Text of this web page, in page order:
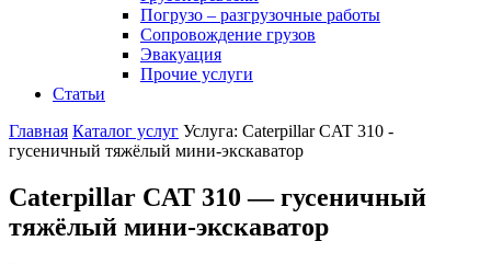
Погрузо – разгрузочные работы
Сопровождение грузов
Эвакуация
Прочие услуги
Статьи
Главная Каталог услуг Услуга: Caterpillar CAT 310 -
гусеничный тяжёлый мини-экскаватор
Caterpillar CAT 310 — гусеничный
тяжёлый мини-экскаватор